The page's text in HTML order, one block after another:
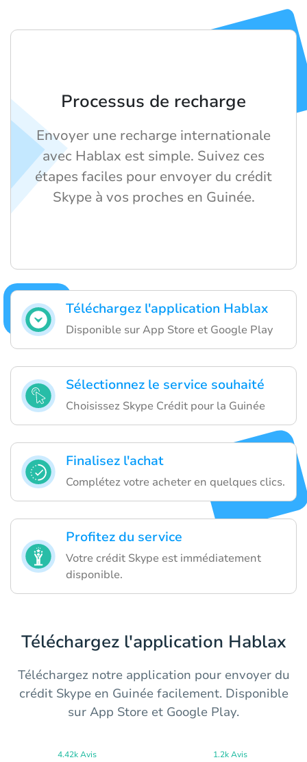
Téléchargez l'application Hablax
Disponible sur App Store et Google Play
Sélectionnez le service souhaité
Choisissez Skype Crédit pour la Guinée
Finalisez l'achat
Complétez votre acheter en quelques clics.
Profitez du service
Votre crédit Skype est immédiatement
disponible.
Processus de recharge
Envoyer une recharge internationale
avec Hablax est simple. Suivez ces
étapes faciles pour envoyer du crédit
Skype à vos proches en Guinée.
Téléchargez l'application Hablax
Téléchargez notre application pour envoyer du
crédit Skype en Guinée facilement. Disponible
sur App Store et Google Play.
4.42k Avis 1.2k Avis